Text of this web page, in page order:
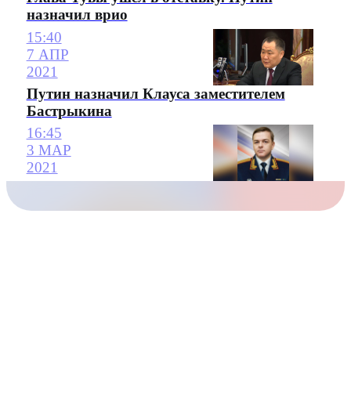
назначил врио
15:40
7 АПР
2021
Путин назначил Клауса заместителем
Бастрыкина
16:45
3 МАР
2021